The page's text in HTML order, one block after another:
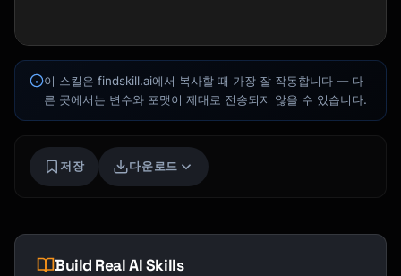
이 스킬은 findskill.ai에서 복사할 때 가장 잘 작동합니다 — 다
른 곳에서는 변수와 포맷이 제대로 전송되지 않을 수 있습니다.
저장 다운로드
Build Real AI Skills
Kai